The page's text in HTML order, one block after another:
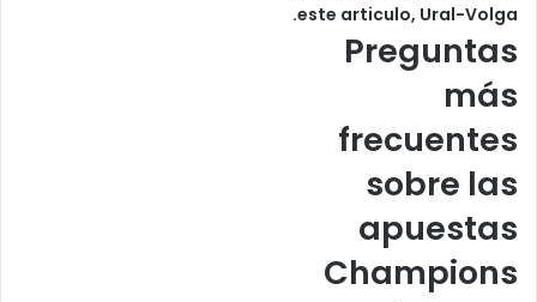
este articulo, Ural-Volga.
Preguntas
más
frecuentes
sobre las
apuestas
Champions